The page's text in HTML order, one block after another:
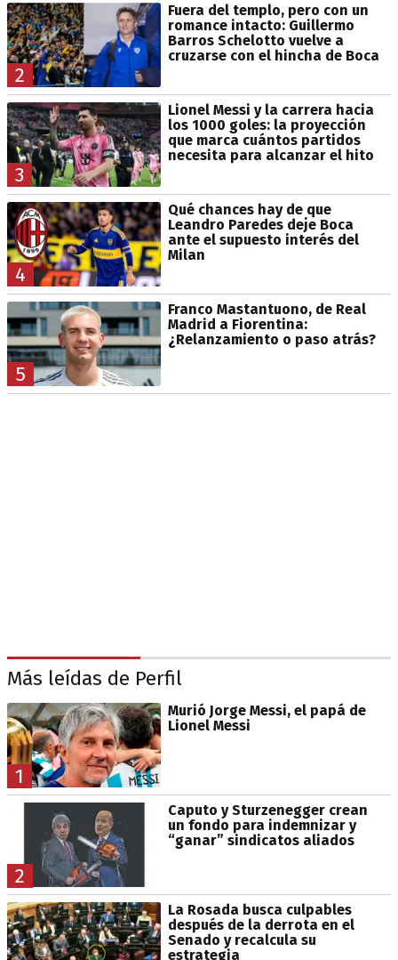
2
Fuera del templo, pero con un
romance intacto: Guillermo
Barros Schelotto vuelve a
cruzarse con el hincha de Boca
3
Lionel Messi y la carrera hacia
los 1000 goles: la proyección
que marca cuántos partidos
necesita para alcanzar el hito
4
Qué chances hay de que
Leandro Paredes deje Boca
ante el supuesto interés del
Milan
5
Franco Mastantuono, de Real
Madrid a Fiorentina:
¿Relanzamiento o paso atrás?
Más leídas de Perfil
1
Murió Jorge Messi, el papá de
Lionel Messi
2
Caputo y Sturzenegger crean
un fondo para indemnizar y
“ganar” sindicatos aliados
La Rosada busca culpables
después de la derrota en el
Senado y recalcula su
estrategia